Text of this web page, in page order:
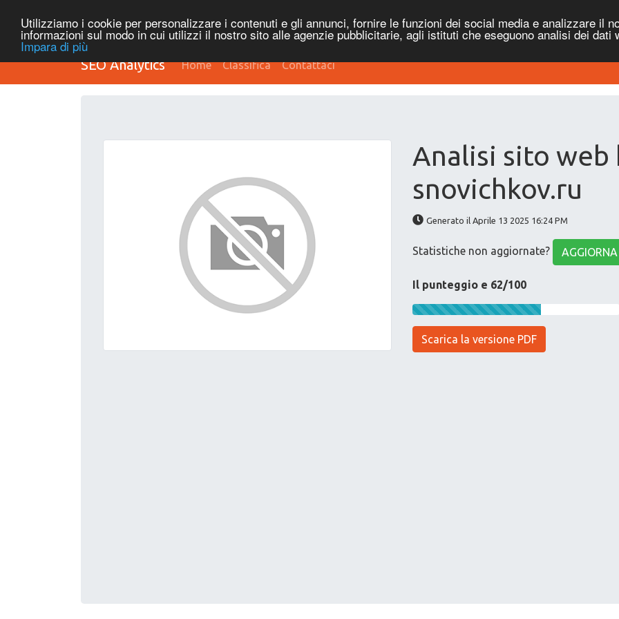
Utilizziamo i cookie per personalizzare i contenuti e gli annunci, fornire le funzioni dei social media e analizzare il
informazioni sul modo in cui utilizzi il nostro sito alle agenzie pubblicitarie, agli istituti che eseguono analisi dei dati
Impara di più
SEO Analytics Home Classifica Contattaci
Analisi sito web
snovichkov.ru
Generato il Aprile 13 2025 16:24 PM
Statistiche non aggiornate? AGGIORNA
Il punteggio e 62/100
Scarica la versione PDF